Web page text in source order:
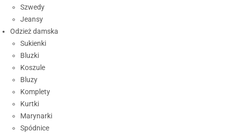
Szwedy
Jeansy
Odzież damska
Sukienki
Bluzki
Koszule
Bluzy
Komplety
Kurtki
Marynarki
Spódnice